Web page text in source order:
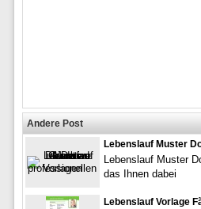
Andere Post
Lebenslauf Muster
Lebenslauf Muster
das Ihnen dabei
Lebenslauf Vorlage